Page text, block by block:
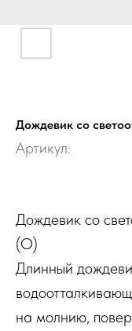
Дождевик со
Артикул:
Дождевик со
(О)
Длинный
на молнию,